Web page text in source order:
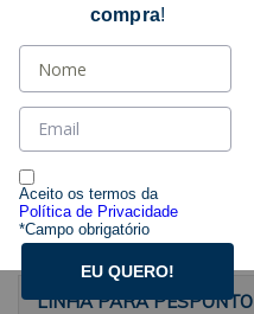
MARCAS
LINHANYL
SETTA
LINHA PARA PESPONTO
compra!
Aceito os termos da
Política de Privacidade
*Campo obrigatório
EU QUERO!